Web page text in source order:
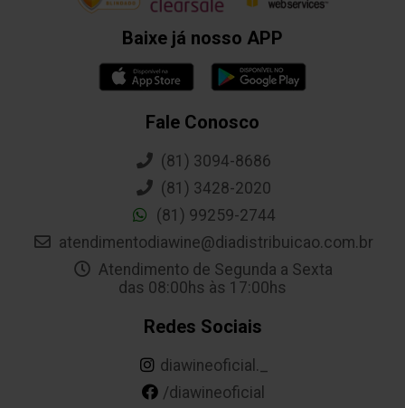
Baixe já nosso APP
Fale Conosco
(81) 3094-8686
(81) 3428-2020
(81) 99259-2744
atendimentodiawine@diadistribuicao.com.br
Atendimento de Segunda a Sexta
das 08:00hs às 17:00hs
Redes Sociais
diawineoficial._
/diawineoficial